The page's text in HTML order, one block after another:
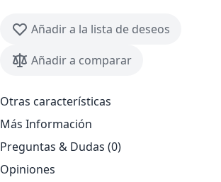
Añadir a la lista de deseos
Añadir a comparar
Otras características
Más Información
Preguntas & Dudas (0)
Opiniones